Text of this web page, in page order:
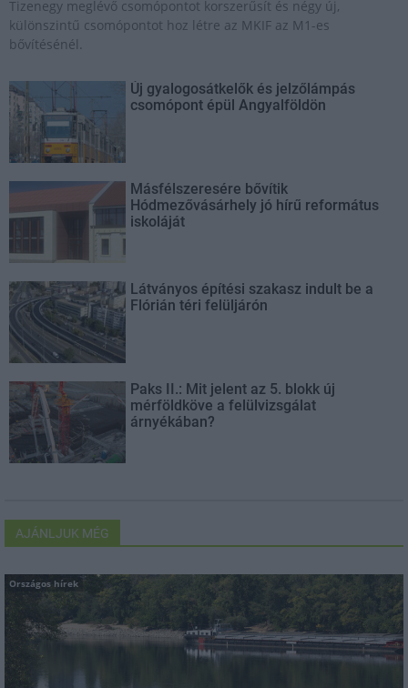
Tizenegy meglévő csomópontot korszerűsít és négy új,
különszintű csomópontot hoz létre az MKIF az M1-es
bővítésénél.
Új gyalogosátkelők és jelzőlámpás
csomópont épül Angyalföldön
Másfélszeresére bővítik
Hódmezővásárhely jó hírű református
iskoláját
Látványos építési szakasz indult be a
Flórián téri felüljárón
Paks II.: Mit jelent az 5. blokk új
mérföldköve a felülvizsgálat
árnyékában?
AJÁNLJUK MÉG
Országos hírek